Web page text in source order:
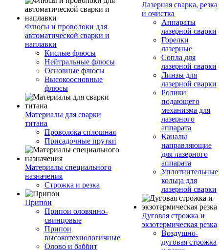
Флюсы и проволоки для
автоматической сварки и
наплавки
Кислые флюсы
Нейтральные флюсы
Основные флюсы
Высокоосновные
флюсы
Материалы для сварки
титана
Проволока сплошная
Присадочные прутки
Материалы специального
назначения
Строжка и резка
Припои
Припои оловянно-
свинцовые
Припои
высокотехнологичные
Олово и баббит
Лазерная сварка, резка
и очистка
Аппараты
лазерной сварки
Горелки
лазерные
Сопла для
лазерной сварки
Линзы для
лазерной сварки
Ролики
подающего
механизма для
лазерного
аппарата
Каналы
направляющие
для лазерного
аппарата
Уплотнительные
кольца для
лазерной сварки
Дуговая строжка и
экзотермическая резка
Воздушно-
дуговая строжка